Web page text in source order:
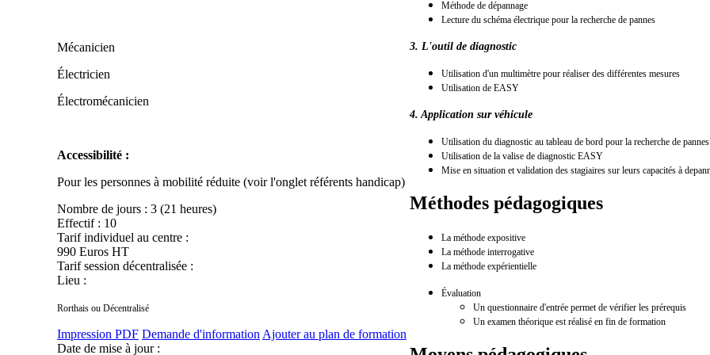
Mécanicien
Électricien
Électromécanicien
Accessibilité :
Pour les personnes à mobilité réduite (voir l'onglet référents handicap)
Nombre de jours : 3 (21 heures)
Effectif : 10
Tarif individuel au centre :
990 Euros HT
Tarif session décentralisée :
Lieu :
Rorthais ou Décentralisé
Impression PDF Demande d'information Ajouter au plan de formation
Date de mise à jour :
Méthode de dépannage
Lecture du schéma électrique pour la recherche de pannes
3. L'outil de diagnostic
Utilisation d'un multimètre pour réaliser des différentes mesures
Utilisation de EASY
4. Application sur véhicule
Utilisation du diagnostic au tableau de bord pour la recherche de pannes
Utilisation de la valise de diagnostic EASY
Mise en situation et validation des stagiaires sur leurs capacités à
Méthodes pédagogiques
La méthode expositive
La méthode interrogative
La méthode expérientielle
Évaluation
Un questionnaire d'entrée permet de vérifier les prérequis
Un examen théorique est réalisé en fin de formation